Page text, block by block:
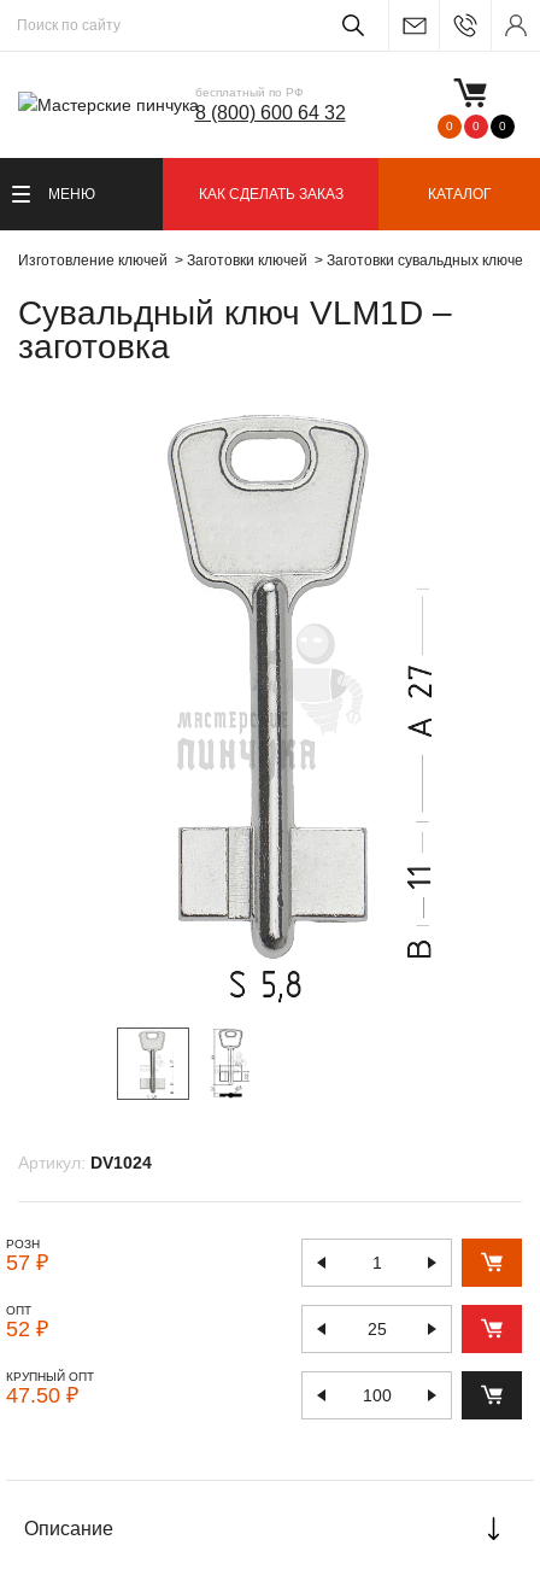
бесплатный по РФ
8 (800) 600 64 32
0 0 0
МЕНЮ КАК СДЕЛАТЬ ЗАКАЗ КАТАЛОГ
Изготовление ключей Заготовки ключей Заготовки сувальдных ключей
Сувальдный ключ VLM1D –
заготовка
Артикул: DV1024
РОЗН
57 ₽
ОПТ
52 ₽
КРУПНЫЙ ОПТ
47.50 ₽
Описание